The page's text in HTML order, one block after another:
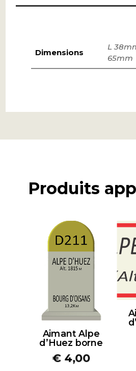
Dimensions
L
65mm
Produits
Aimant Alpe
d’Huez borne
€ 4,00